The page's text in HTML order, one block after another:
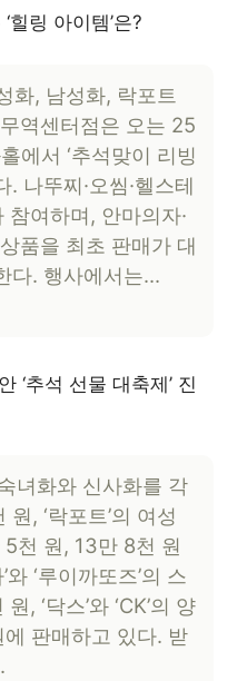
힐링 아이템’은?
화, 남성화, 락포트
역센터점은 오는 25
에서 ‘추석맞이 리빙
. 나뚜찌·오씸·헬스테
여하며, 안마의자·
품을 최초 판매가 대
다. 행사에서는…
‘추석 선물 대축제’ 진
녀화와 신사화를 각
, ‘락포트’의 여성
천 원, 13만 8천 원
‘루이까또즈’의 스
, ‘닥스’와 ‘CK’의 양
판매하고 있다. 받